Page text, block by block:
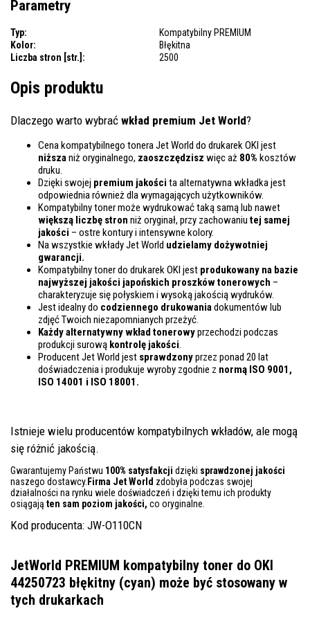
Parametry
Typ:
Kompatybilny PREMIUM
Kolor:
Błękitna
Liczba stron [str.]:
2500
Opis produktu
Dlaczego warto wybrać wkład premium Jet World?
Cena kompatybilnego tonera Jet World do drukarek OKI jest
niższaniż oryginalnego, zaoszczędzisz więc aż 80% kosztów
druku.
Dzięki swojej premium jakości ta alternatywna wkładka jest
odpowiednia również dla wymagających użytkowników.
Kompatybilny toner może wydrukować taką samą lub nawet
większą liczbę stron niż oryginał, przy zachowaniu tej samej
jakości – ostre kontury i intensywne kolory.
Na wszystkie wkłady Jet World udzielamy dożywotniej
gwarancji.
Kompatybilny toner do drukarek OKI jest produkowany na bazie
najwyższej jakości japońskich proszków tonerowych –
charakteryzuje się połyskiem i wysoką jakością wydruków.
Jest idealny do codziennego drukowaniadokumentów lub
zdjęć Twoich niezapomnianych przeżyć.
Każdy alternatywny wkład tonerowyprzechodzi podczas
produkcji surową kontrolę jakości.
Producent Jet World jest sprawdzonyprzez ponad 20 lat
doświadczenia i produkuje wyroby zgodnie z normą ISO 9001,
ISO 14001 i ISO 18001.
Istnieje wielu producentów kompatybilnych wkładów, ale mogą
się różnić jakością.
Gwarantujemy Państwu 100% satysfakcji dzięki sprawdzonej jakości
naszego dostawcy. Firma Jet World zdobyła podczas swojej
działalności na rynku wiele doświadczeń i dzięki temu ich produkty
osiągają ten sam poziom jakości, co oryginalne.
Kod producenta: JW-O110CN
JetWorld PREMIUM kompatybilny toner do OKI
44250723 błękitny (cyan) może być stosowany w
tych drukarkach